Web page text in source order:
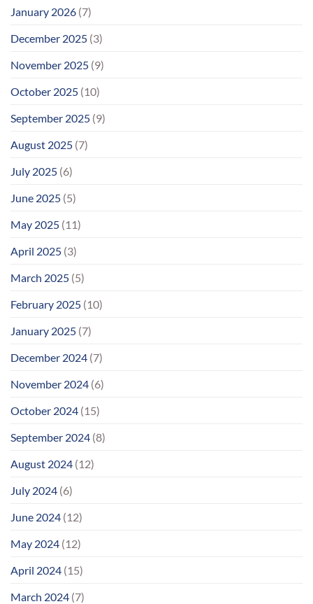
January 2026 (7)
December 2025 (3)
November 2025 (9)
October 2025 (10)
September 2025 (9)
August 2025 (7)
July 2025 (6)
June 2025 (5)
May 2025 (11)
April 2025 (3)
March 2025 (5)
February 2025 (10)
January 2025 (7)
December 2024 (7)
November 2024 (6)
October 2024 (15)
September 2024 (8)
August 2024 (12)
July 2024 (6)
June 2024 (12)
May 2024 (12)
April 2024 (15)
March 2024 (7)